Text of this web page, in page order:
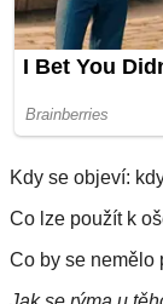
Kdy se objeví:
Co lze použít k
Co by se nemělo